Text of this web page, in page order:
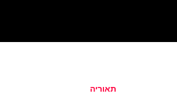
תאוריה